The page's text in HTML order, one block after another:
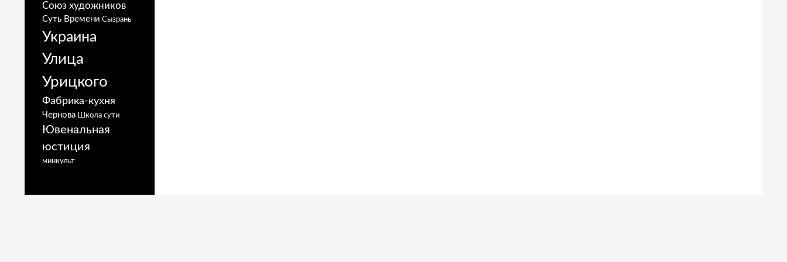
Союз художников
Суть Времени Сызрань
Украина
Улица
Урицкого
Фабрика-кухня
Чернова Школа сути
Ювенальная
юстиция
минкульт